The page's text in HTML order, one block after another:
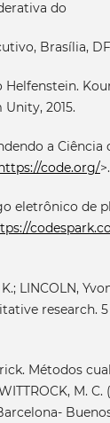
do
Brasília,
Helfenstein.
2015.
a Ciência
https://code.org/
eletrônico de
LINCOLN,
research. 5
Métodos
M.